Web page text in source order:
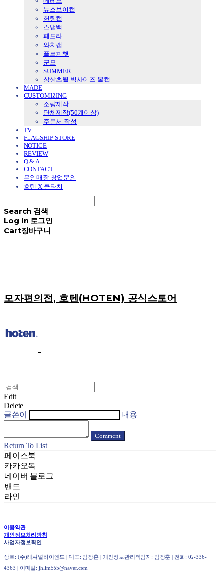
뉴스보이캡
헌팅캡
스냅백
페도라
와치캡
플로피햇
군모
SUMMER
상상초월 빅사이즈 볼캡
MADE
CUSTOMIZING
소량제작
단체제작(50개이상)
주문서 작성
TV
FLAGSHIP-STORE
NOTICE
REVIEW
Q & A
CONTACT
무인매장 창업문의
호텐 X 쿤타치
Search 검색
Log In 로그인
Cart장바구니
모자편의점, 호텐(HOTEN) 공식스토어
Edit
Delete
글쓴이
내용
Comment
Return To List
페이스북
카카오톡
네이버 블로그
밴드
라인
이용약관
개인정보처리방침
사업자정보확인
상호: (주)래셔널하이엔드 | 대표: 임장훈 | 개인정보관리책임자: 임장훈 | 전화: 02-336-
4363 | 이메일: jhlim555@naver.com